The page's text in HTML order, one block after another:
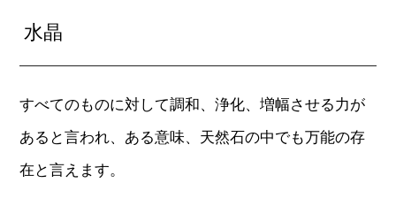
水晶
すべてのものに対して調和、浄化、増幅させる力が
あると言われ、ある意味、天然石の中でも万能の存
在と言えます。